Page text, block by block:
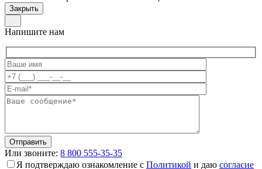
Закрыть
Напишите нам
Или звоните: 8 800 555-35-35
Я подтверждаю ознакомление с Политикой и даю согласие